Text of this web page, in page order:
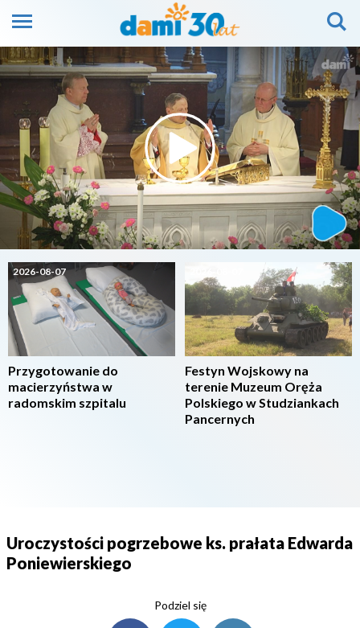
2026-08-07
Przygotowanie do
macierzyństwa w
radomskim szpitalu
Festyn Wojskowy na
terenie Muzeum Oręża
Polskiego w Studziankach
Pancernych
Uroczystości pogrzebowe ks. prałata Edwarda
Poniewierskiego
Podziel się